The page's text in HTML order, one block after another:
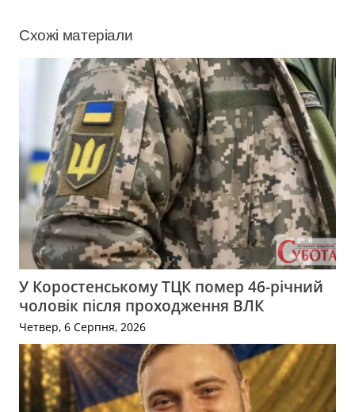
Схожі матеріали
У Коростенському ТЦК помер 46-річний
чоловік після проходження ВЛК
Четвер, 6 Серпня, 2026